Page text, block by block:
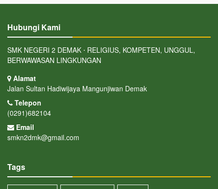
Hubungi Kami
SMK NEGERI 2 DEMAK ⋅ RELIGIUS, KOMPETEN, UNGGUL,
BERWAWASAN LINGKUNGAN
Alamat
Jalan Sultan Hadiwijaya Mangunjiwan Demak
Telepon
(0291)682104
Email
smkn2dmk@gmail.com
Tags